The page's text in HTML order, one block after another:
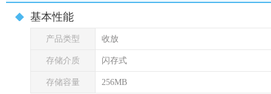
基本性能
产品类型 收放
存储介质 闪存式
存储容量 256MB